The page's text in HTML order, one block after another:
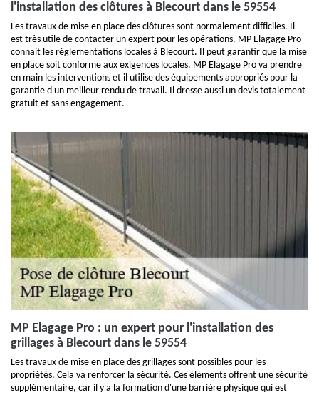
l'installation des clôtures à Blecourt dans le 59554
Les travaux de mise en place des clôtures sont normalement difficiles. Il
est très utile de contacter un expert pour les opérations. MP Elagage Pro
connait les réglementations locales à Blecourt. Il peut garantir que la mise
en place soit conforme aux exigences locales. MP Elagage Pro va prendre
en main les interventions et il utilise des équipements appropriés pour la
garantie d'un meilleur rendu de travail. Il dresse aussi un devis totalement
gratuit et sans engagement.
MP Elagage Pro : un expert pour l'installation des
grillages à Blecourt dans le 59554
Les travaux de mise en place des grillages sont possibles pour les
propriétés. Cela va renforcer la sécurité. Ces éléments offrent une sécurité
supplémentaire, car il y a la formation d'une barrière physique qui est